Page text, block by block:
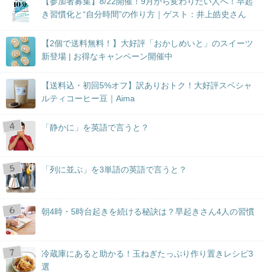
き習慣化と“自分時間”の作り方｜ゲスト：井上皓史さん
【2個で送料無料！】大好評「おかしめいと」のスイーツ
新登場 | お得なキャンペーン開催中
【送料込・初回5%オフ】訳ありおトク！大好評スペシャ
ルティコーヒー豆｜Aima
「静かに」を英語で言うと？
「列に並ぶ」を3単語の英語で言うと？
朝4時・5時台起きを続ける秘訣は？早起きさん4人の習慣
冷蔵庫にあると助かる！玉ねぎたっぷり作り置きレシピ3
選